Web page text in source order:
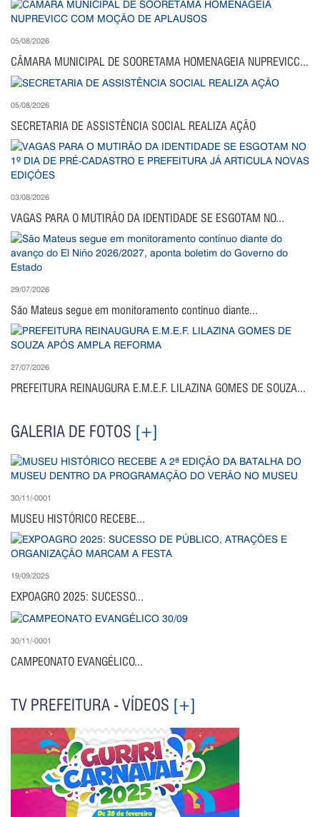
05/08/2026
CÂMARA MUNICIPAL DE SOORETAMA HOMENAGEIA NUPREVICC...
05/08/2026
SECRETARIA DE ASSISTÊNCIA SOCIAL REALIZA AÇÃO
03/08/2026
VAGAS PARA O MUTIRÃO DA IDENTIDADE SE ESGOTAM NO...
29/07/2026
São Mateus segue em monitoramento contínuo diante...
27/07/2026
PREFEITURA REINAUGURA E.M.E.F. LILAZINA GOMES DE SOUZA...
GALERIA DE FOTOS [+]
30/11/-0001
MUSEU HISTÓRICO RECEBE...
19/09/2025
EXPOAGRO 2025: SUCESSO...
30/11/-0001
CAMPEONATO EVANGÉLICO...
TV PREFEITURA - VÍDEOS [+]